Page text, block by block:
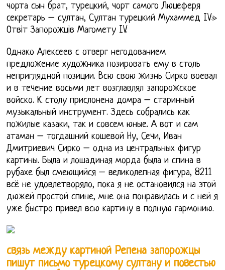
чорта сын брат, турецкий, чорт самого Люцеферя
секретарь – султан, Султан турецкий Мухаммед IV»
Отвiт Запорожцiв Магомету IV.
Однако Алексеев с отверг негодованием
предложение художника позировать ему в столь
неприглядной позиции. Всю свою жизнь Сирко воевал
и в течение восьми лет возглавлял запорожское
войско. К столу прислонена домра – старинный
музыкальный инструмент. Здесь собрались как
пожилые казаки, так и совсем юные. А вот и сам
атаман – тогдашний кошевой Ну, Сечи, Иван
Дмитриевич Сирко – одна из центральных фигур
картины. Была и лошадиная морда была и спина в
рубахе был смеющийся – великолепная фигура, 8211
всё не удовлетворяло, пока я не остановился на этой
дюжей простой спине, мне она понравилась и с ней я
уже быстро привел всю картину в полную гармонию.
связь между картиной Репена запорожцы
пишут письмо турецкому султану и повестью